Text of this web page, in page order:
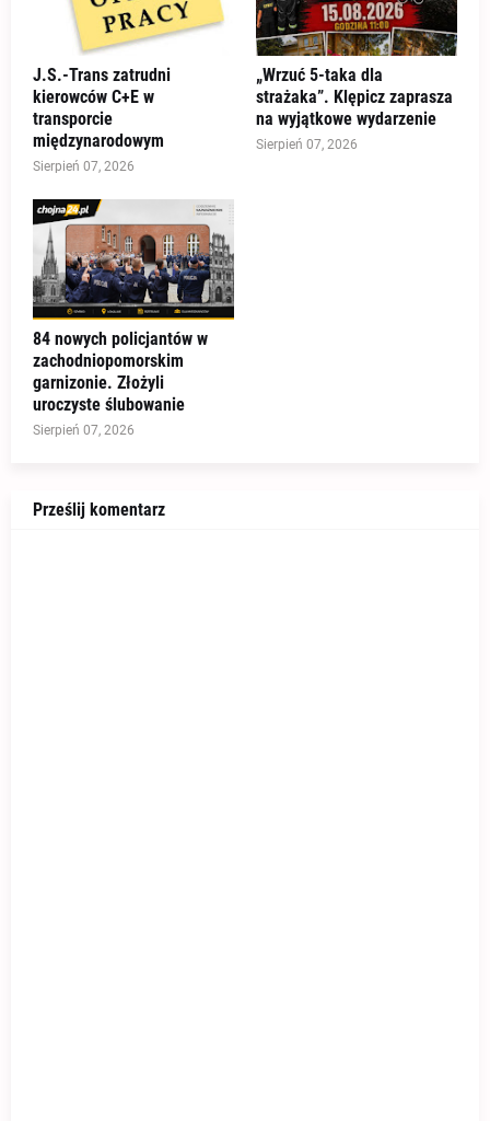
J.S.-Trans zatrudni
kierowców C+E w
transporcie
międzynarodowym
Sierpień 07, 2026
„Wrzuć 5-taka dla
strażaka”. Klępicz zaprasza
na wyjątkowe wydarzenie
Sierpień 07, 2026
84 nowych policjantów w
zachodniopomorskim
garnizonie. Złożyli
uroczyste ślubowanie
Sierpień 07, 2026
Prześlij komentarz